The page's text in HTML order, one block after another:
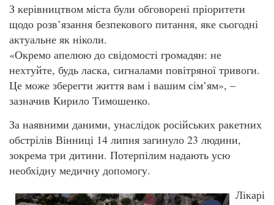
З керівництвом міста були обговорені пріоритети
щодо розв’язання безпекового питання, яке сьогодні
актуальне як ніколи.
«Окремо апелюю до свідомості громадян: не
нехтуйте, будь ласка, сигналами повітряної тривоги.
Це може зберегти життя вам і вашим сім’ям», –
зазначив Кирило Тимошенко.
За наявними даними, унаслідок російських ракетних
обстрілів Вінниці 14 липня загинуло 23 людини,
зокрема три дитини. Потерпілим надають усю
необхідну медичну допомогу.
Лікарі